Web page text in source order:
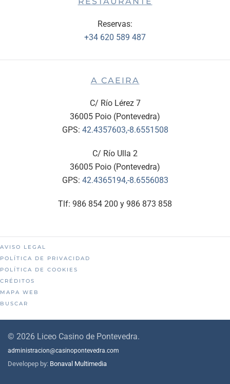
Reservas:
+34 620 589 487
A CAEIRA
C/ Río Lérez 7
36005 Poio (Pontevedra)
GPS: 42.4357603,-8.6551508
C/ Río Ulla 2
36005 Poio (Pontevedra)
GPS: 42.4365194,-8.6556083
Tlf: 986 854 200 y 986 873 858
AVISO LEGAL
POLÍTICA DE PRIVACIDAD
POLÍTICA DE COOKIES
CRÉDITOS
MAPA WEB
BUSCAR
© 2026 Liceo Casino de Pontevedra.
administracion@casinopontevedra.com
Developep by: Bonaval Multimedia